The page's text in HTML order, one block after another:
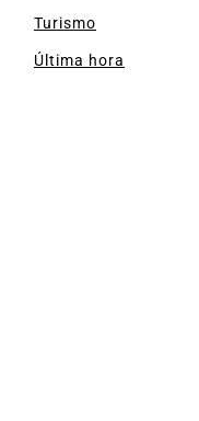
Turismo
Última hora